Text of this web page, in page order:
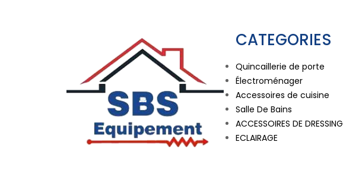
CATEGORIES
Quincaillerie de porte
Électroménager
Accessoires de cuisine
Salle De Bains
ACCESSOIRES DE DRESSING
ECLAIRAGE